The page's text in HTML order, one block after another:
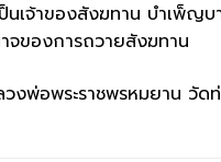
เจ้าของสังฆทาน บำเพ็ญ
จของการถวายสังฆทาน
พ่อพระราชพรหมยาน วัด